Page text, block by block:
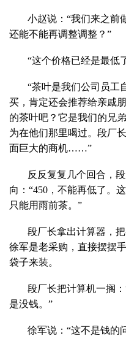
小赵说：“我们来之前
还能不能再调整调整？”
“这个价格已经是最低
“茶叶是我们公司员工
买，肯定还会推荐给亲戚
的茶叶吧？它是我们的兄
为在他们那里喝过。段厂
面巨大的商机……”
反反复复几个回合，
向：“450，不能再低了。
只能用雨前茶。”
段厂长拿出计算器，
徐军是老采购，直接摆摆
袋子来装。
段厂长把计算机一搁
是没钱。”
徐军说：“这不是钱的